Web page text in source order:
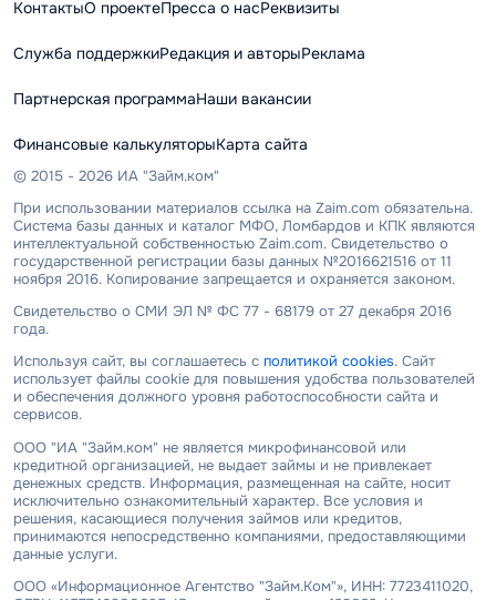
КонтактыО проектеПресса о насРеквизиты
Служба поддержкиРедакция и авторыРеклама
Партнерская программаНаши вакансии
Финансовые калькуляторыКарта сайта
© 2015 - 2026 ИА "Займ.ком"
При использовании материалов ссылка на Zaim.com обязательна.
Система базы данных и каталог МФО, Ломбардов и КПК являются
интеллектуальной собственностью Zaim.com. Свидетельство о
государственной регистрации базы данных №2016621516 от 11
ноября 2016. Копирование запрещается и охраняется законом.
Свидетельство о СМИ ЭЛ № ФС 77 - 68179 от 27 декабря 2016
года.
Используя сайт, вы соглашаетесь с политикой cookies. Сайт
использует файлы cookie для повышения удобства пользователей
и обеспечения должного уровня работоспособности сайта и
сервисов.
ООО "ИА "Займ.ком" не является микрофинансовой или
кредитной организацией, не выдает займы и не привлекает
денежных средств. Информация, размещенная на сайте, носит
исключительно ознакомительный характер. Все условия и
решения, касающиеся получения займов или кредитов,
принимаются непосредственно компаниями, предоставляющими
данные услуги.
ООО «Информационное Агентство "Займ.Ком"», ИНН: 7723411020,